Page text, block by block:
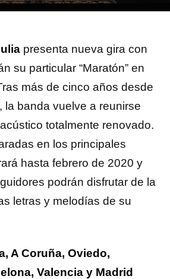
presenta nueva gira con
su particular “Maratón” en
más de cinco años desde
la banda vuelve a reunirse
totalmente renovado.
en los principales
hasta febrero de 2020 y
podrán disfrutar de la
letras y melodías de su
A Coruña, Oviedo,
Valencia y Madrid